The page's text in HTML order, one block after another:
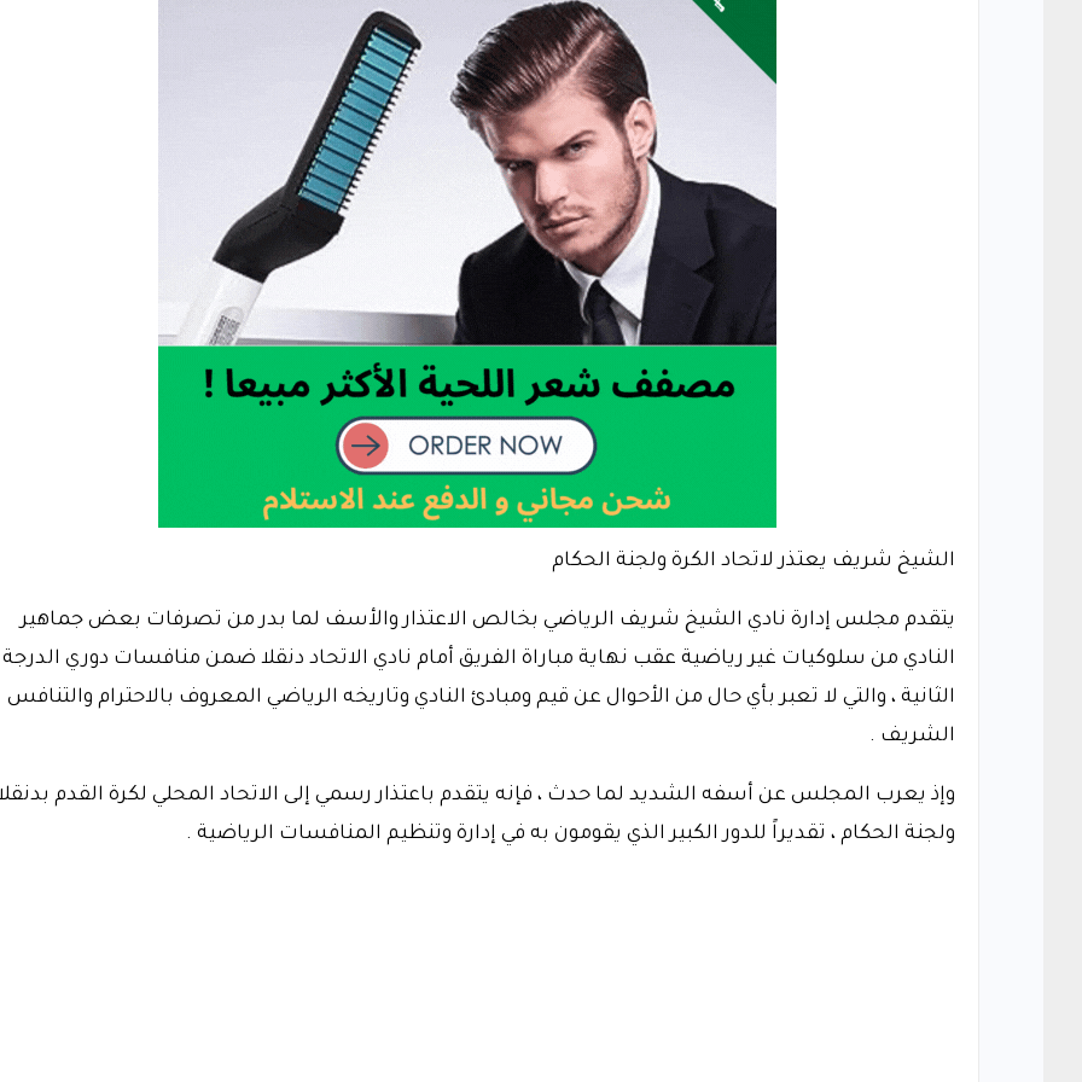
الشيخ شريف يعتذر لاتحاد الكرة ولجنة الحكام
يتقدم مجلس إدارة نادي الشيخ شريف الرياضي بخالص الاعتذار والأسف لما بدر من تصرفات بعض جماهير
النادي من سلوكيات غير رياضية عقب نهاية مباراة الفريق أمام نادي الاتحاد دنقلا ضمن منافسات دوري الدرجة
الثانية ، والتي لا تعبر بأي حال من الأحوال عن قيم ومبادئ النادي وتاريخه الرياضي المعروف بالاحترام والتنافس
الشريف .
وإذ يعرب المجلس عن أسفه الشديد لما حدث ، فإنه يتقدم باعتذار رسمي إلى الاتحاد المحلي لكرة القدم
ولجنة الحكام ، تقديراً للدور الكبير الذي يقومون به في إدارة وتنظيم المنافسات الرياضية .